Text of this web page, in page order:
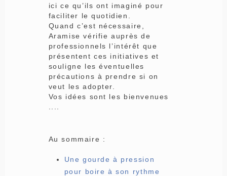
ici ce qu’ils ont imaginé pour
faciliter le quotidien.
Quand c’est nécessaire,
Aramise vérifie auprès de
professionnels l’intérêt que
présentent ces initiatives et
souligne les éventuelles
précautions à prendre si on
veut les adopter.
Vos idées sont les bienvenues
Au sommaire :
Une gourde à pression
pour boire à son rythme